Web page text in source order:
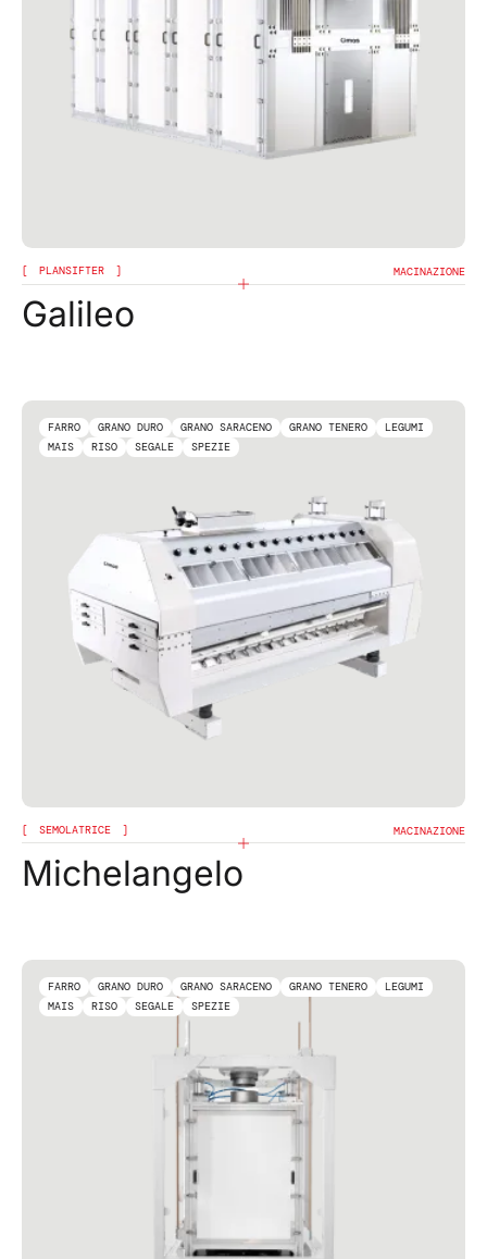
PLANSIFTER MACINAZIONE
Galileo
FARRO GRANO DURO GRANO SARACENO GRANO TENERO
LEGUMI
MAIS
RISO SEGALE SPEZIE
SEMOLATRICE MACINAZIONE
Michelangelo
FARRO GRANO DURO GRANO SARACENO GRANO TENERO
LEGUMI
MAIS
RISO SEGALE SPEZIE